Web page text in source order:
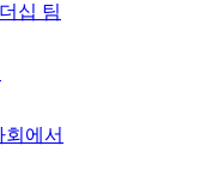
십 팀
회에서